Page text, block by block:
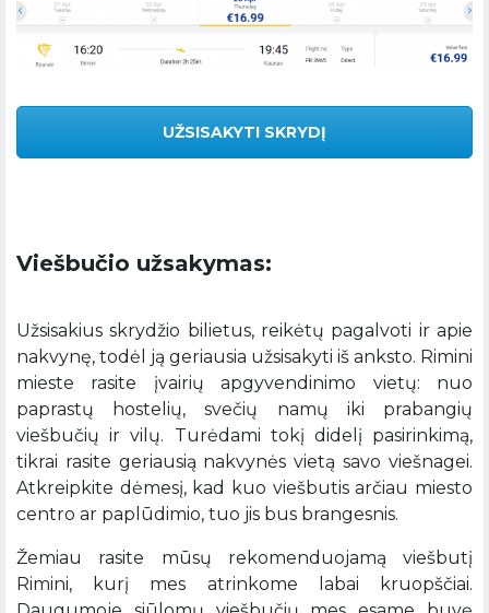
UŽSISAKYTI SKRYDĮ
Viešbučio užsakymas:
Užsisakius skrydžio bilietus, reikėtų pagalvoti ir apie
nakvynę, todėl ją geriausia užsisakyti iš anksto. Rimini
mieste rasite įvairių apgyvendinimo vietų: nuo
paprastų hostelių, svečių namų iki prabangių
viešbučių ir vilų. Turėdami tokį didelį pasirinkimą,
tikrai rasite geriausią nakvynės vietą savo viešnagei.
Atkreipkite dėmesį, kad kuo viešbutis arčiau miesto
centro ar paplūdimio, tuo jis bus brangesnis.
Žemiau rasite mūsų rekomenduojamą viešbutį
Rimini, kurį mes atrinkome labai kruopščiai.